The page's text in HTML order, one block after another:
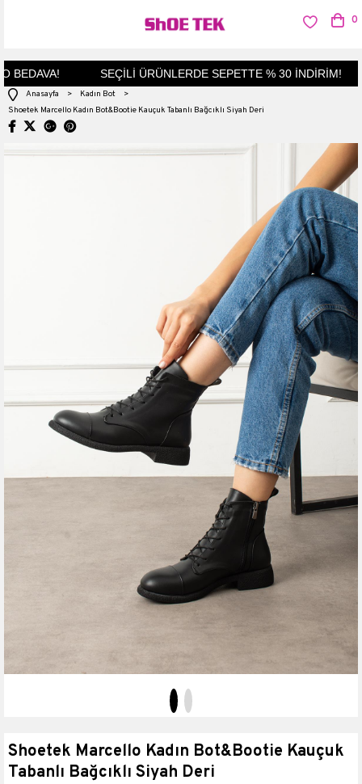
SEÇİLİ ÜRÜNLERDE SEPETTE % 30 İNDİRİM!
0
Anasayfa > Kadın Bot
>
Shoetek Marcello Kadın Bot&Bootie Kauçuk Tabanlı Bağcıklı Siyah Deri
Shoetek Marcello Kadın Bot&Bootie Kauçuk
Tabanlı Bağcıklı Siyah Deri